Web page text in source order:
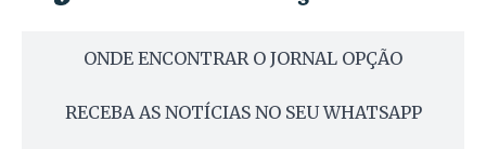
ONDE ENCONTRAR O JORNAL OPÇÃO
RECEBA AS NOTÍCIAS NO SEU WHATSAPP